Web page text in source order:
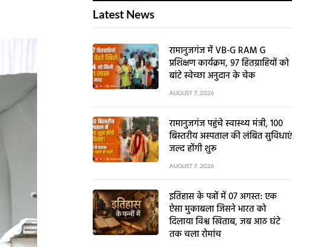
Latest News
रामानुजगंज में VB-G RAM G
प्रशिक्षण कार्यक्रम, 97 हितग्राहियों को
बांटे स्वेच्छा अनुदान के चेक
AUGUST 7, 2026
रामानुजगंज पहुंचे स्वास्थ्य मंत्री, 100
बिस्तरीय अस्पताल की लंबित सुविधाएं
जल्द होंगी शुरू
AUGUST 7, 2026
इतिहास के पन्नों में 07 अगस्त: एक
ऐसा मुकाबला जिसने भारत को
दिलाया विश्व खिताब, जब आठ घंटे
तक चला रोमांच